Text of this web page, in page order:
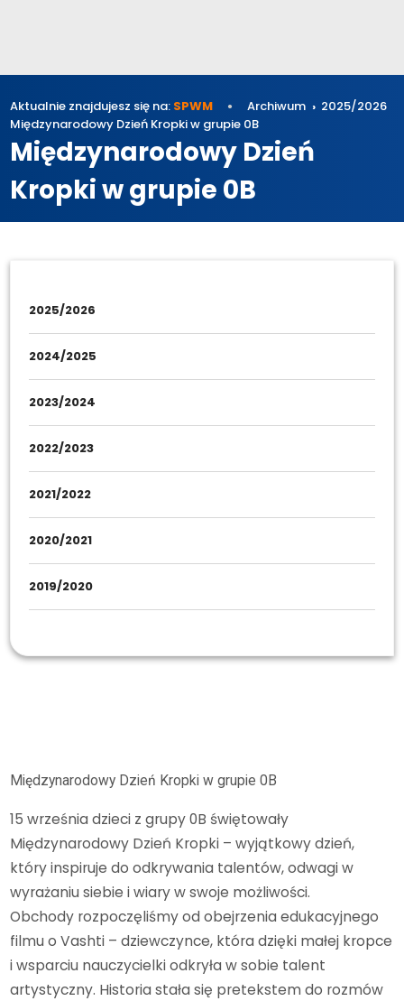
Aktualnie znajdujesz się na: SPWM Archiwum
2025/2026
Międzynarodowy Dzień Kropki w grupie 0B
Międzynarodowy Dzień
Kropki w grupie 0B
2025/2026
2024/2025
2023/2024
2022/2023
2021/2022
2020/2021
2019/2020
Międzynarodowy Dzień Kropki w grupie 0B
15 września dzieci z grupy 0B świętowały
Międzynarodowy Dzień Kropki – wyjątkowy dzień,
który inspiruje do odkrywania talentów, odwagi w
wyrażaniu siebie i wiary w swoje możliwości.
Obchody rozpoczęliśmy od obejrzenia edukacyjnego
filmu o Vashti – dziewczynce, która dzięki małej kropce
i wsparciu nauczycielki odkryła w sobie talent
artystyczny. Historia stała się pretekstem do rozmów